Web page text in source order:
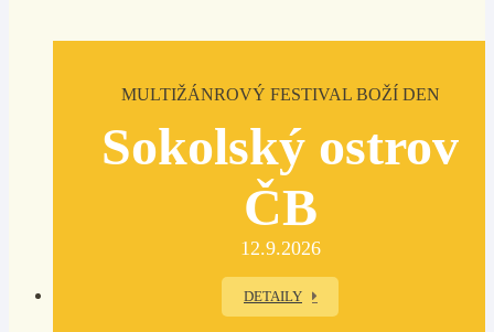
MULTIŽÁNROVÝ FESTIVAL BOŽÍ DEN
Sokolský ostrov
ČB
12.9.2026
DETAILY